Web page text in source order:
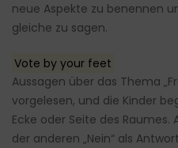
neue Aspekte zu benennen
gleiche zu sagen.
Vote by your feet
Aussagen über das Thema
vorgelesen, und die Kinder
Ecke oder Seite des Raumes.
der anderen „Nein“ als